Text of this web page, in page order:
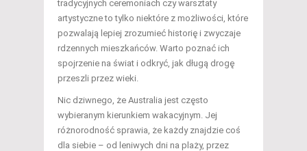
tradycyjnych ceremoniach czy warsztaty
artystyczne to tylko niektóre z możliwości, które
pozwalają lepiej zrozumieć historię i zwyczaje
rdzennych mieszkańców. Warto poznać ich
spojrzenie na świat i odkryć, jak długą drogę
przeszli przez wieki.
Nic dziwnego, że Australia jest często
wybieranym kierunkiem wakacyjnym. Jej
różnorodność sprawia, że każdy znajdzie coś
dla siebie – od leniwych dni na plaży, przez